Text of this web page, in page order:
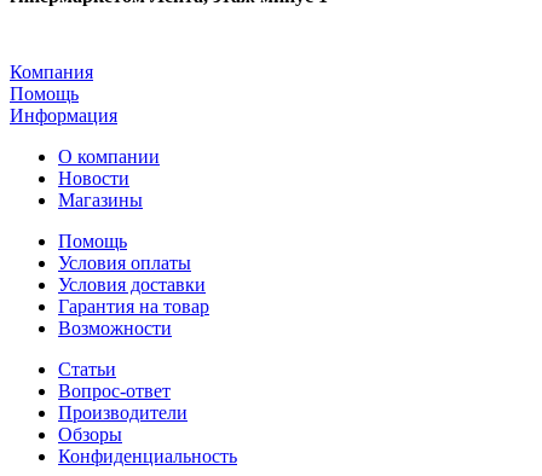
Компания
Помощь
Информация
О компании
Новости
Магазины
Помощь
Условия оплаты
Условия доставки
Гарантия на товар
Возможности
Статьи
Вопрос-ответ
Производители
Обзоры
Конфиденциальность